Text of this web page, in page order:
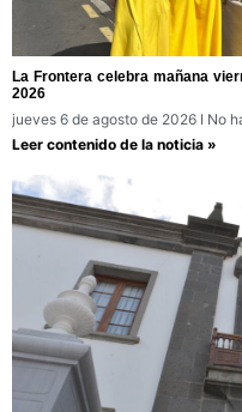
La Frontera celebra mañana
2026
jueves 6 de agosto de 2026
No
Leer contenido de la noticia »